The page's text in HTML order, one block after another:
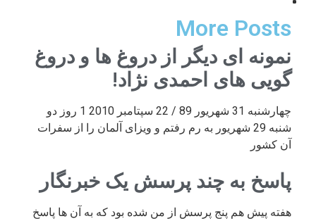
More Posts
نمونه ای دیگر از دروغ ها و دروغ
گویی های احمدی نژاد!
چهارشنبه 31 شهریور 89 / 22 سپتامبر 2010 1 روز دو
شنبه 29 شهریور به رم رفتم و ویزای آلمان را از سفرات
آن کشور
پاسخ به چند پرسش یک خبرنگار
هفته پیش هم پنج پرسش از من شده بود که به آن ها پاسخ